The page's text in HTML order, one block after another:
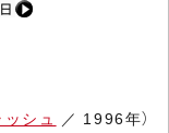
ッシュ ／ 1996年）